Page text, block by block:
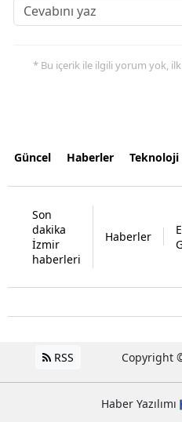
* Bu içerik ile ilgili yorum yok,
Güncel Haberler Teknoloji
Son
dakika
İzmir
haberleri
Haberler
RSS Copyright
Haber Yazılımı